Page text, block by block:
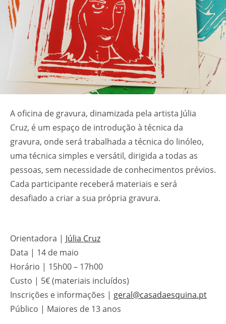
A oficina de gravura, dinamizada pela artista Júlia
Cruz, é um espaço de introdução à técnica da
gravura, onde será trabalhada a técnica do linóleo,
uma técnica simples e versátil, dirigida a todas as
pessoas, sem necessidade de conhecimentos prévios.
Cada participante receberá materiais e será
desafiado a criar a sua própria gravura.
Orientadora | Júlia Cruz
Data | 14 de maio
Horário | 15h00 – 17h00
Custo | 5€ (materiais incluídos)
Inscrições e informações | geral@casadaesquina.pt
Público | Maiores de 13 anos